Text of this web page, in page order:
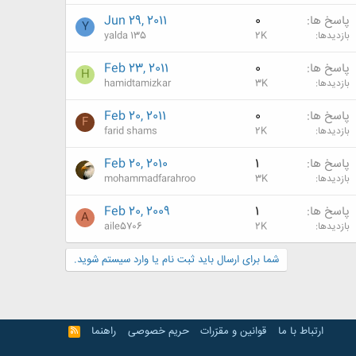
پاسخ ها 0
بازدیدها 2K
Jun 29, 2011
yalda 135
Y
پاسخ ها 0
بازدیدها 3K
Feb 23, 2011
hamidtamizkar
H
پاسخ ها 0
بازدیدها 2K
Feb 20, 2011
farid shams
F
پاسخ ها 1
بازدیدها 3K
Feb 20, 2010
mohammadfarahroo
پاسخ ها 1
بازدیدها 2K
Feb 20, 2009
aile5706
A
شما برای ارسال باید ثبت نام یا وارد سیستم شوید.
ارتباط با ما قوانین و مقرّرات حریم خصوصی راهنما
R
S